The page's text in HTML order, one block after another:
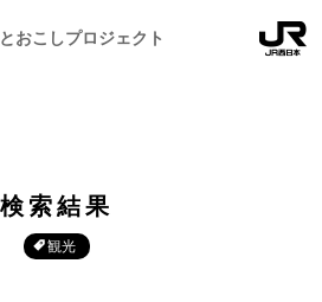
おこしプロジェクト
検索結果
観光